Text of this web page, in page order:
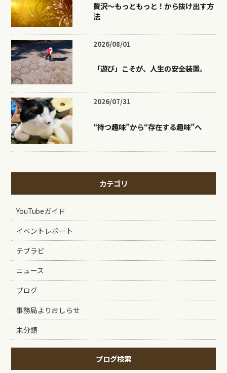
贅沢〜もっともっと！から抜け出す方
法
2026/08/01
「遊び」こそが、人生の安全装置。
2026/07/31
“持つ趣味”から“存在する趣味”へ
カテゴリ
YouTubeガイド
イベントレポート
テブラビ
ニュース
ブログ
事務局よりおしらせ
未分類
ブログ検索